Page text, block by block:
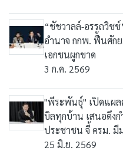
“ชัชวาลล์-อรรถวิช
อำนาจ กกพ. ฟื้นศัก
เอกชนผูกขาด
3 ก.ค. 2569
"พีระพันธุ์" เปิดแผ
บิลทุกบ้าน เสนอดึง
ประชาชน จี้ ครม.
25 มิ.ย. 2569